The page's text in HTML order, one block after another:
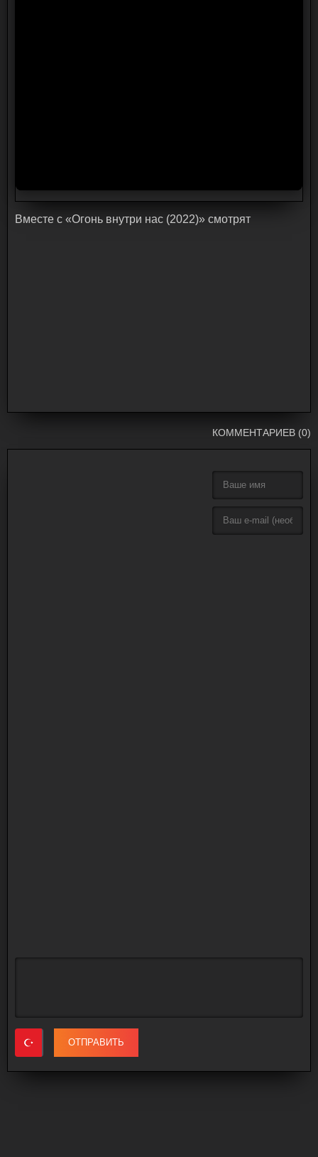
Bмecтe c «Огонь внутри нас (2022)» cмoтpят
КОММЕНТАРИЕВ (0)
ОТПРАВИТЬ